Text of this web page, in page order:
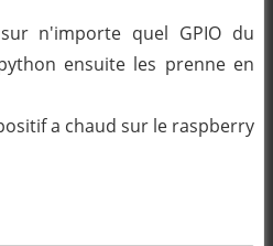
n'importe quel GPIO du
ensuite les prenne en
a chaud sur le raspberry